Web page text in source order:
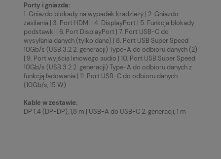
Porty i gniazda:
1. Gniazdo blokady na wypadek kradzieży | 2. Gniazdo
zasilania | 3. Port HDMI | 4. DisplayPort | 5. Funkcja blokady
podstawki | 6. Port DisplayPort | 7. Port USB-C do
wysyłania danych (tylko dane) | 8. Port USB Super Speed
10Gb/s (USB 3.2 2. generacji) Type-A do odbioru danych (2)
| 9. Port wyjścia liniowego audio | 10. Port USB Super Speed
10Gb/s (USB 3.2 2. generacji) Type-A do odbioru danych z
funkcją ładowania | 11. Port USB-C do odbioru danych
(10Gb/s, 15 W)
Kable w zestawie:
DP 1.4 (DP-DP), 1,8 m | USB-A do USB-C 2. generacji, 1 m